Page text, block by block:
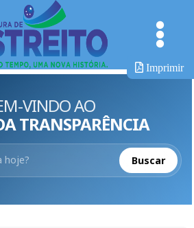
Imprimir
VINDO AO
TRANSPARÊNCIA
Buscar